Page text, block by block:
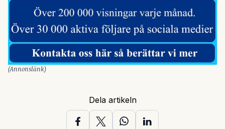
(Annonslänk)
Dela artikeln